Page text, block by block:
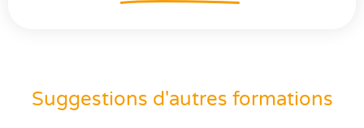
Suggestions d'autres formations